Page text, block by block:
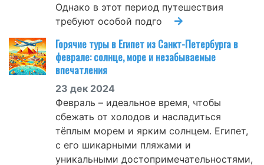
Однако в этот период путешествия
требуют особой подго
Горячие туры в Египет из Санкт-Петербурга в
феврале: солнце, море и незабываемые
впечатления
23 дек 2024
Февраль – идеальное время, чтобы
сбежать от холодов и насладиться
тёплым морем и ярким солнцем. Египет,
с его шикарными пляжами и
уникальными достопримечательностями,